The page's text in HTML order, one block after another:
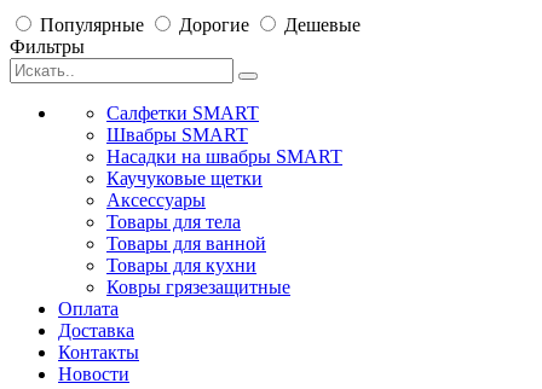
Популярные Дорогие
Дешевые
Фильтры
Салфетки SMART
Швабры SMART
Насадки на швабры SMART
Каучуковые щетки
Аксессуары
Товары для тела
Товары для ванной
Товары для кухни
Ковры грязезащитные
Оплата
Доставка
Контакты
Новости